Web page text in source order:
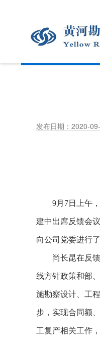
发布日期：2020-
9月7日上午
建中出席反馈会
向公司党委进行
尚长昆在反
线方针政策和部
施勘察设计、工
步，实现合同额
工复产相关工作